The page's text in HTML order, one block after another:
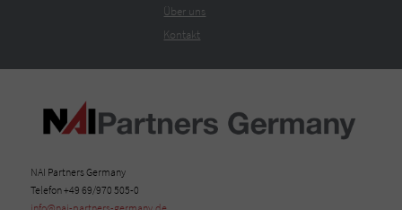
Über uns
Kontakt
NAI Partners Germany
Telefon +49 69/970 505-0